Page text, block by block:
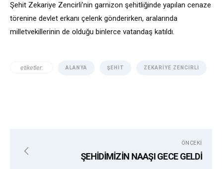
Şehit Zekariye Zencirli’nin garnizon şehitliğinde yapılan cenaze
törenine devlet erkanı çelenk gönderirken, aralarında
milletvekillerinin de olduğu binlerce vatandaş katıldı.
etiketler: ALANYA ŞEHIT ZEKARIYE ZENCIRLI
ÖNCEKI
ŞEHİDİMİZİN NAAŞI GECE GELDİ